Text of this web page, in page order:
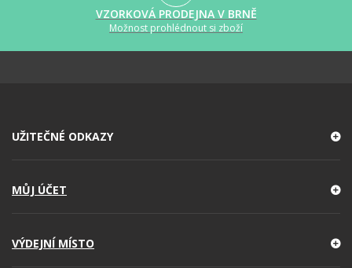
VZORKOVÁ PRODEJNA V BRNĚ
Možnost prohlédnout si zboží
UŽITEČNÉ ODKAZY
MŮJ ÚČET
VÝDEJNÍ MÍSTO